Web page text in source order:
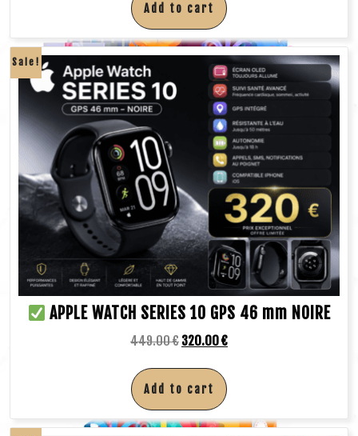
Add to cart
Sale!
APPLE WATCH SERIES 10 GPS 46 mm NOIRE
449.00€ 320.00€
Add to cart